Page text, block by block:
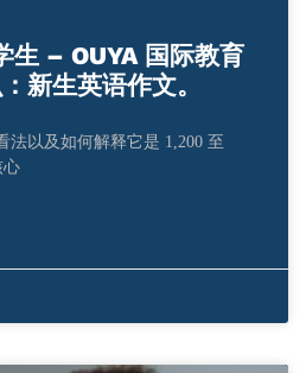
生 – OUYA 国际教育
新生英语作文。
法以及如何解释它是 1,200 至
心